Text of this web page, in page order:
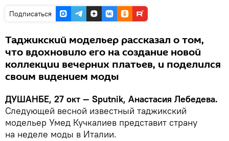
Подписаться
Таджикский модельер рассказал о том,
что вдохновило его на создание новой
коллекции вечерних платьев, и поделился
своим видением моды
ДУШАНБЕ, 27 окт — Sputnik, Анастасия Лебедева.
Следующей весной известный таджикский
модельер Умед Кучкалиев представит страну
на неделе моды в Италии.